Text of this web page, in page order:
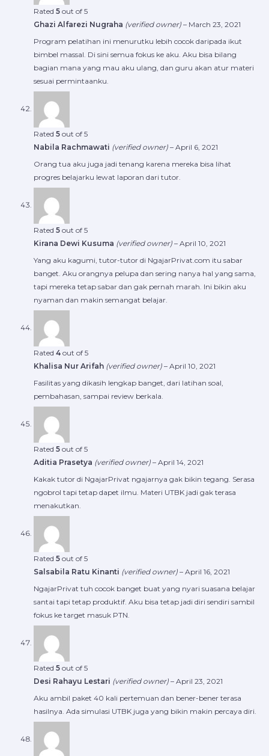
Rated 5 out of 5
Ghazi Alfarezi Nugraha (verified owner) – March 23, 2021
Program pelatihan ini menurutku lebih cocok daripada ikut
bimbel massal. Di sini semua fokus ke aku. Aku bisa bilang
bagian mana yang mau aku ulang, dan guru akan atur materi
sesuai permintaanku.
Rated 5 out of 5
Nabila Rachmawati (verified owner) – April 6, 2021
Orang tua aku juga jadi tenang karena mereka bisa lihat
progres belajarku lewat laporan dari tutor.
Rated 5 out of 5
Kirana Dewi Kusuma (verified owner) – April 10, 2021
Yang aku kagumi, tutor-tutor di NgajarPrivat.com itu sabar
banget. Aku orangnya pelupa dan sering nanya hal yang sama,
tapi mereka tetap sabar dan gak pernah marah. Ini bikin aku
nyaman dan makin semangat belajar.
Rated 4 out of 5
Khalisa Nur Arifah (verified owner) – April 10, 2021
Fasilitas yang dikasih lengkap banget, dari latihan soal,
pembahasan, sampai review berkala.
Rated 5 out of 5
Aditia Prasetya (verified owner) – April 14, 2021
Kakak tutor di NgajarPrivat ngajarnya gak bikin tegang. Serasa
ngobrol tapi tetap dapet ilmu. Materi UTBK jadi gak terasa
menakutkan.
Rated 5 out of 5
Salsabila Ratu Kinanti (verified owner) – April 16, 2021
NgajarPrivat tuh cocok banget buat yang nyari suasana belajar
santai tapi tetap produktif. Aku bisa tetap jadi diri sendiri sambil
fokus ke target masuk PTN.
Rated 5 out of 5
Desi Rahayu Lestari (verified owner) – April 23, 2021
Aku ambil paket 40 kali pertemuan dan bener-bener terasa
hasilnya. Ada simulasi UTBK juga yang bikin makin percaya diri.